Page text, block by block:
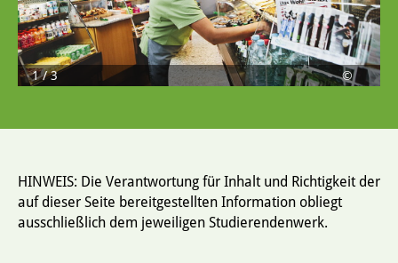
1 / 3
HINWEIS: Die Verantwortung für Inhalt und Richtigkeit der
auf dieser Seite bereitgestellten Information obliegt
ausschließlich dem jeweiligen Studierendenwerk.